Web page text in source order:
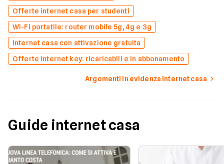
Offerte internet casa per studenti
Wi-Fi portatile: router mobile 5g, 4g e 3g
Internet casa con attivazione gratuita
Offerte internet key: ricaricabili e in abbonamento
Argomenti in evidenza internet casa
Guide internet casa